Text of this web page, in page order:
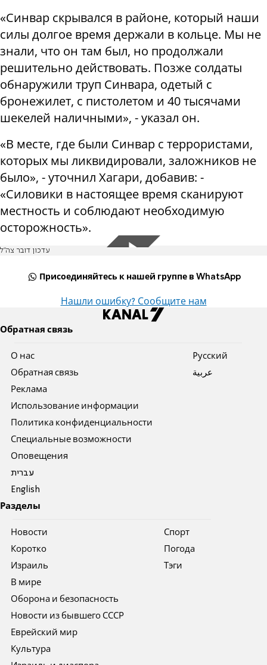
«Синвар скрывался в районе, который наши
силы долгое время держали в кольце. Мы не
знали, что он там был, но продолжали
решительно действовать. Позже солдаты
обнаружили труп Синвара, одетый с
бронежилет, с пистолетом и 40 тысячами
шекелей наличными», - указал он.
«В месте, где были Синвар с террористами,
которых мы ликвидировали, заложников не
было», - уточнил Хагари, добавив: -
«Силовики в настоящее время сканируют
местность и соблюдают необходимую
осторожность».
עדכון דובר צה"ל
Присоединяйтесь к нашей группе в WhatsApp
Нашли ошибку? Сообщите нам
Обратная связь
О нас
Обратная связь
Реклама
Использование информации
Политика конфиденциальности
Специальные возможности
Оповещения
עברית
English
Pусский
عربية
Разделы
Новости
Коротко
Израиль
В мире
Оборона и безопасность
Новости из бывшего СССР
Еврейский мир
Культура
Спорт
Погода
Тэги